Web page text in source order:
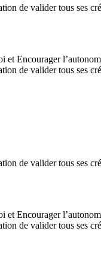
de valider tous ses
et Encourager
de valider tous ses
de valider tous ses
et Encourager
de valider tous ses